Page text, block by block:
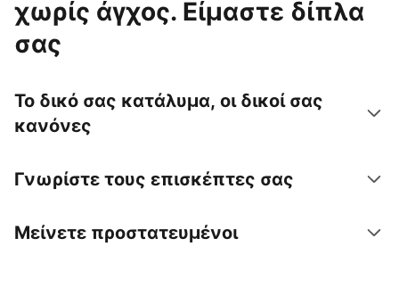
χωρίς άγχος. Είμαστε δίπλα
σας
Το δικό σας κατάλυμα, οι δικοί σας
κανόνες
Γνωρίστε τους επισκέπτες σας
Μείνετε προστατευμένοι